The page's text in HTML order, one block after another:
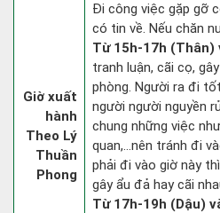
Giờ xuất
hành
Theo Lý
Thuần
Phong
Đi công việc gặp gỡ
có tin về. Nếu chăn
Từ 15h-17h (Thân)
tranh luận, cãi cọ,
phòng. Người ra đi
người người nguyền
chung những việc
quan,…nên tránh đi
phải đi vào giờ này
gây ẩu đả hay cãi
Từ 17h-19h (Dậu)